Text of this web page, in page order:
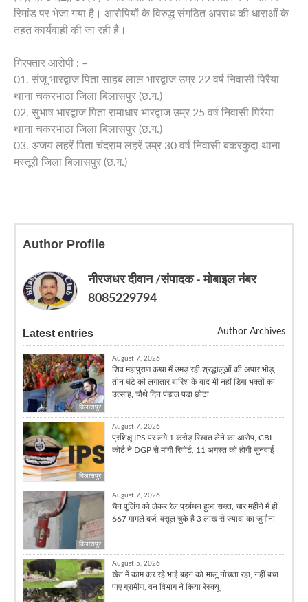
रिमांड पर भेजा गया है। आरोपियों के विरुद्ध संगठित अपराध की धाराओं के
तहत कार्यवाही की जा रही है।
गिरफ्तार आरोपी : –
01. संजू भारद्वाज पिता साहब लाल भारद्वाज उम्र 22 वर्ष निवासी पिरैया
थाना चकरभाठा जिला बिलासपुर (छ.ग.)
02. सुभाष भारद्वाज पिता रामाधार भारद्वाज उम्र 25 वर्ष निवासी पिरैया
थाना चकरभाठा जिला बिलासपुर (छ.ग.)
03. ⁠अजय लहरें पिता चंदराम लहरें उम्र 30 वर्ष निवासी बकरकुदा थाना
मस्तूरी जिला बिलासपुर (छ.ग.)
Author Profile
नीरजधर दीवान /संपादक - मोबाइल नंबर
8085229794
Latest entries Author Archives
बिलासपुर
August 7, 2026
शिव महापुराण कथा में उमड़ रही श्रद्धालुओं की अपार भीड़,
तीन घंटे की लगातार बारिश के बाद भी नहीं डिगा भक्तों का
उत्साह, चौथे दिन पंडाल पड़ा छोटा
बिलासपुर
August 7, 2026
प्रशिक्षु IPS पर लगे 1 करोड़ रिश्वत लेने का आरोप, CBI
कोर्ट ने DGP से मांगी रिपोर्ट, 11 अगस्त को होगी सुनवाई
बिलासपुर
August 7, 2026
चैन पुलिंग को लेकर रेल प्रबंधन हुआ सख्त, चार महीने में ही
667 मामले दर्ज, वसूल चुके है 3 लाख से ज्यादा का जुर्माना
August 5, 2026
खेत में काम कर रहे भाई बहन को भालू नोचता रहा, नहीं बचा
पाए ग्रामीण, वन विभाग ने किया रेस्क्यू